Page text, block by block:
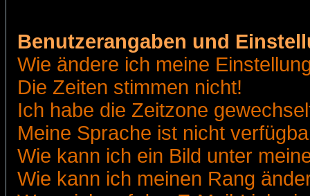
Benutzerangaben und
Wie ändere ich meine
Die Zeiten stimmen nicht!
Ich habe die Zeitzone
Meine Sprache ist nicht
Wie kann ich ein Bild unter
Wie kann ich meinen Rang